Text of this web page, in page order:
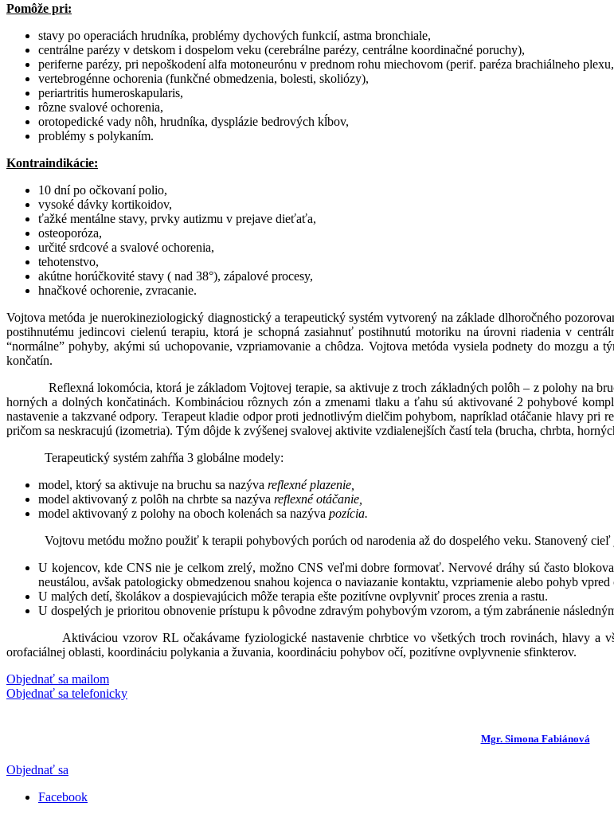
Pomôže pri:
stavy po operaciách hrudníka, problémy dychových funkcií, astma bronchiale,
centrálne parézy v detskom i dospelom veku (cerebrálne parézy, centrálne koordinačné poruchy),
periferne parézy, pri nepoškodení alfa motoneurónu v prednom rohu miechovom (perif. paréza brachiálneho
vertebrogénne ochorenia (funkčné obmedzenia, bolesti, skoliózy),
periartritis humeroskapularis,
rôzne svalové ochorenia,
orotopedické vady nôh, hrudníka, dysplázie bedrových kĺbov,
problémy s polykaním.
Kontraindikácie:
10 dní po očkovaní polio,
vysoké dávky kortikoidov,
ťažké mentálne stavy, prvky autizmu v prejave dieťaťa,
osteoporóza,
určité srdcové a svalové ochorenia,
tehotenstvo,
akútne horúčkovité stavy ( nad 38°), zápalové procesy,
hnačkové ochorenie, zvracanie.
Vojtova metóda je nuerokineziologický diagnostický a terapeutický systém vytvorený na základe dlhoročného
postihnutému jedincovi cielenú terapiu, ktorá je schopná zasiahnuť postihnutú motoriku na úrovni riadenia v
“normálne” pohyby, akými sú uchopovanie, vzpriamovanie a chôdza. Vojtova metóda vysiela podnety do mozgu
končatín.
Reflexná lokomócia, ktorá je základom Vojtovej terapie, sa aktivuje z troch základných polôh – z polohy na
horných a dolných končatinách. Kombináciou rôznych zón a zmenami tlaku a ťahu sú aktivované 2 pohybové
nastavenie a takzvané odpory. Terapeut kladie odpor proti jednotlivým dielčim pohybom, napríklad otáčanie hlavy pri
pričom sa neskracujú (izometria). Tým dôjde k zvýšenej svalovej aktivite vzdialenejších častí tela (brucha, chrbta,
Terapeutický systém zahŕňa 3 globálne modely:
model, ktorý sa aktivuje na bruchu sa nazýva reflexné plazenie,
model aktivovaný z polôh na chrbte sa nazýva reflexné otáčanie,
model aktivovaný z polohy na oboch kolenách sa nazýva pozícia.
Vojtovu metódu možno použiť k terapii pohybových porúch od narodenia až do dospelého veku. Stanovený cieľ
U kojencov, kde CNS nie je celkom zrelý, možno CNS veľmi dobre formovať. Nervové dráhy sú často
neustálou, avšak patologicky obmedzenou snahou kojenca o naviazanie kontaktu, vzpriamenie alebo pohyb vpred
U malých detí, školákov a dospievajúcich môže terapia ešte pozitívne ovplyvniť proces zrenia a rastu.
U dospelých je prioritou obnovenie prístupu k pôvodne zdravým pohybovým vzorom, a tým zabránenie
Aktiváciou vzorov RL očakávame fyziologické nastavenie chrbtice vo všetkých troch rovinách, hlavy a
orofaciálnej oblasti, koordináciu polykania a žuvania, koordináciu pohybov očí, pozitívne ovplyvnenie sfinkterov.
Objednať sa mailom
Objednať sa telefonicky
Mgr. Simona Fabiánová
Objednať sa
Facebook